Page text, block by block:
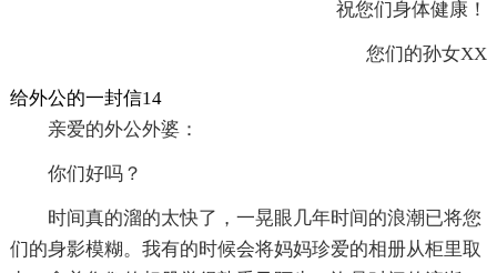
祝您们身体健康！
您们的孙女XX
给外公的一封信14
亲爱的外公外婆：
你们好吗？
时间真的溜的太快了，一晃眼几年时间的浪潮已将您
们的身影模糊。我有的时候会将妈妈珍爱的相册从柜里取